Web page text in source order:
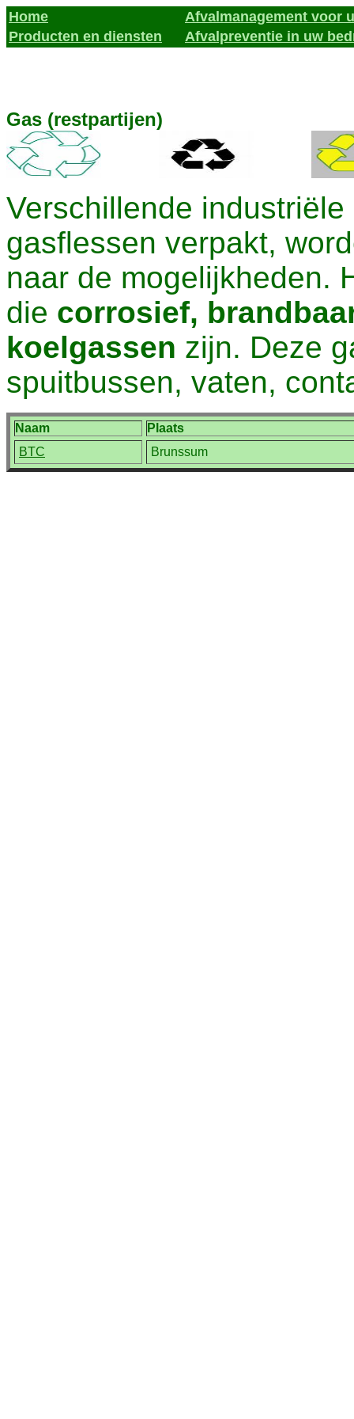
Home
Afvalmanagement voor
Producten en diensten
Afvalpreventie in uw
Gas (restpartijen)
Verschillende
gasflessen verpakt,
naar de mogelijkheden.
die corrosief,
koelgassen zijn. Deze
spuitbussen, vaten,
Naam
Plaats
BTC
Brunssum